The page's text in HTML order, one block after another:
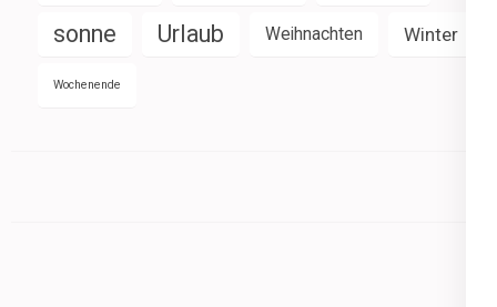
sonne Urlaub Weihnachten Winter
Wochenende